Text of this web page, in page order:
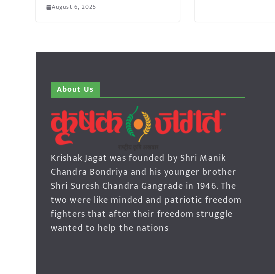
August 6, 2025
About Us
Krishak Jagat was founded by Shri Manik
Chandra Bondriya and his younger brother
Shri Suresh Chandra Gangrade in 1946. The
two were like minded and patriotic freedom
fighters that after their freedom struggle
wanted to help the nations